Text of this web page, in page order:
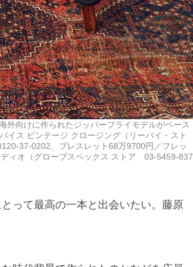
外向けに作られたジッパーフライモデルがベース
イス ビンテージ クロージング（リーバイ・スト
37-0202、ブレスレット68万9700円／フレッ
ィオ（グローブスペックス ストア 03-5459-837
って最高の一本と出会いたい。藤原